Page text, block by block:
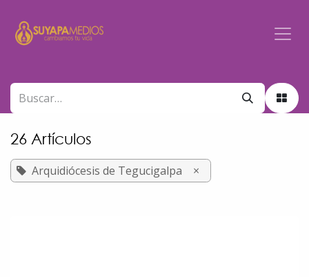
26 Artículos
Arquidiócesis de Tegucigalpa ×